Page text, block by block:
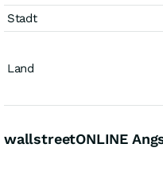
Stadt
Land
wallstreetONLINE